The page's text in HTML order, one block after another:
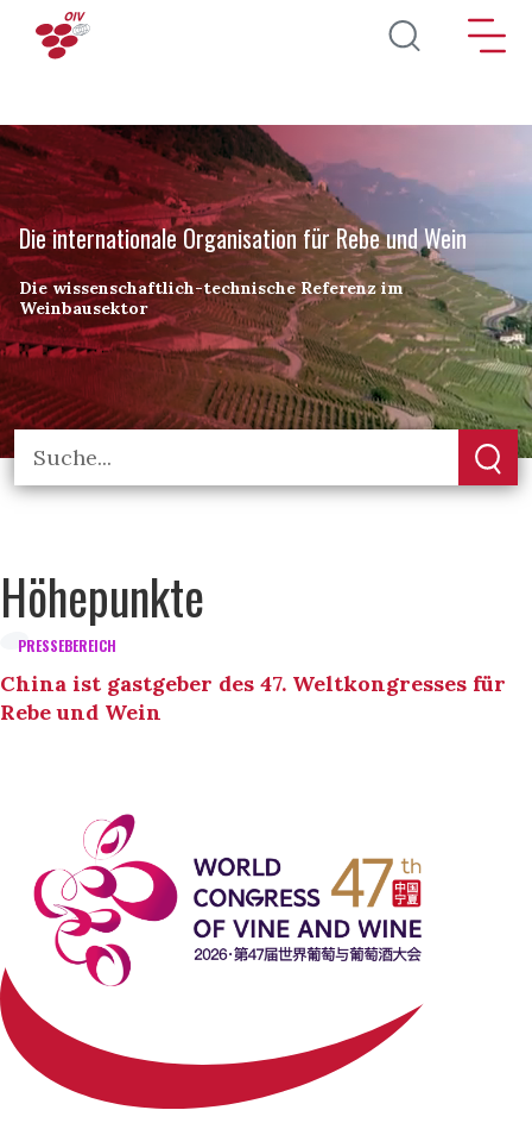
Direkt zum Inhalt
Die internationale Organisation für Rebe und Wein
Die wissenschaftlich-technische Referenz im
Weinbausektor
Höhepunkte
PRESSEBEREICH
China ist gastgeber des 47. Weltkongresses für
Rebe und Wein